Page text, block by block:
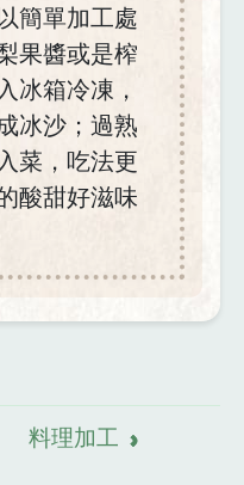
簡單加工處
果醬或是榨
冰箱冷凍，
冰沙；過熟
菜，吃法更
酸甜好滋味
料理加工